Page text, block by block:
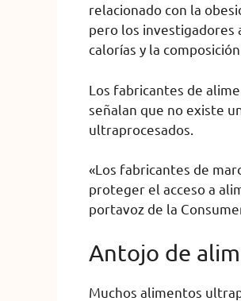
relacionado con la
pero los investigadores
calorías y la
Los fabricantes de
señalan que no existe
ultraprocesados.
«Los fabricantes de
proteger el acceso a
portavoz de la
Antojo de
Muchos alimentos